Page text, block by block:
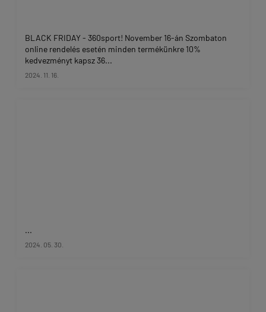
BLACK FRIDAY - 360sport! November 16-án Szombaton
online rendelés esetén minden termékünkre 10%
kedvezményt kapsz 36...
2024. 11. 16.
...
2024. 05. 30.